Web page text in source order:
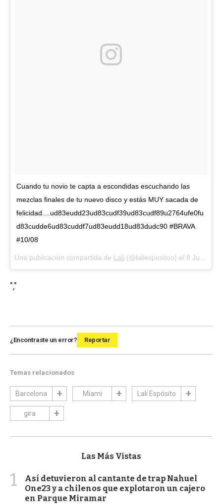
Cuando tu novio te capta a escondidas escuchando las
mezclas finales de tu nuevo disco y estás MUY sacada de
felicidad....ud83eudd23ud83cudf39ud83cudf89u2764ufe0fu
d83cudde6ud83cuddf7ud83eudd18ud83dudc90 #BRAVA
#10/08
Una publicación compartida de Lali (@laliespositoo) el 8 Jul, 2018 a las 4:54 PDT
","
¿Encontraste un error? Reportar
Temas relacionados
Barcelona Miami Lali Espósito
gira
Las Más Vistas
1
Así detuvieron al cantante de trap Nahuel
One23 y a chilenos que explotaron un cajero
en Parque Miramar